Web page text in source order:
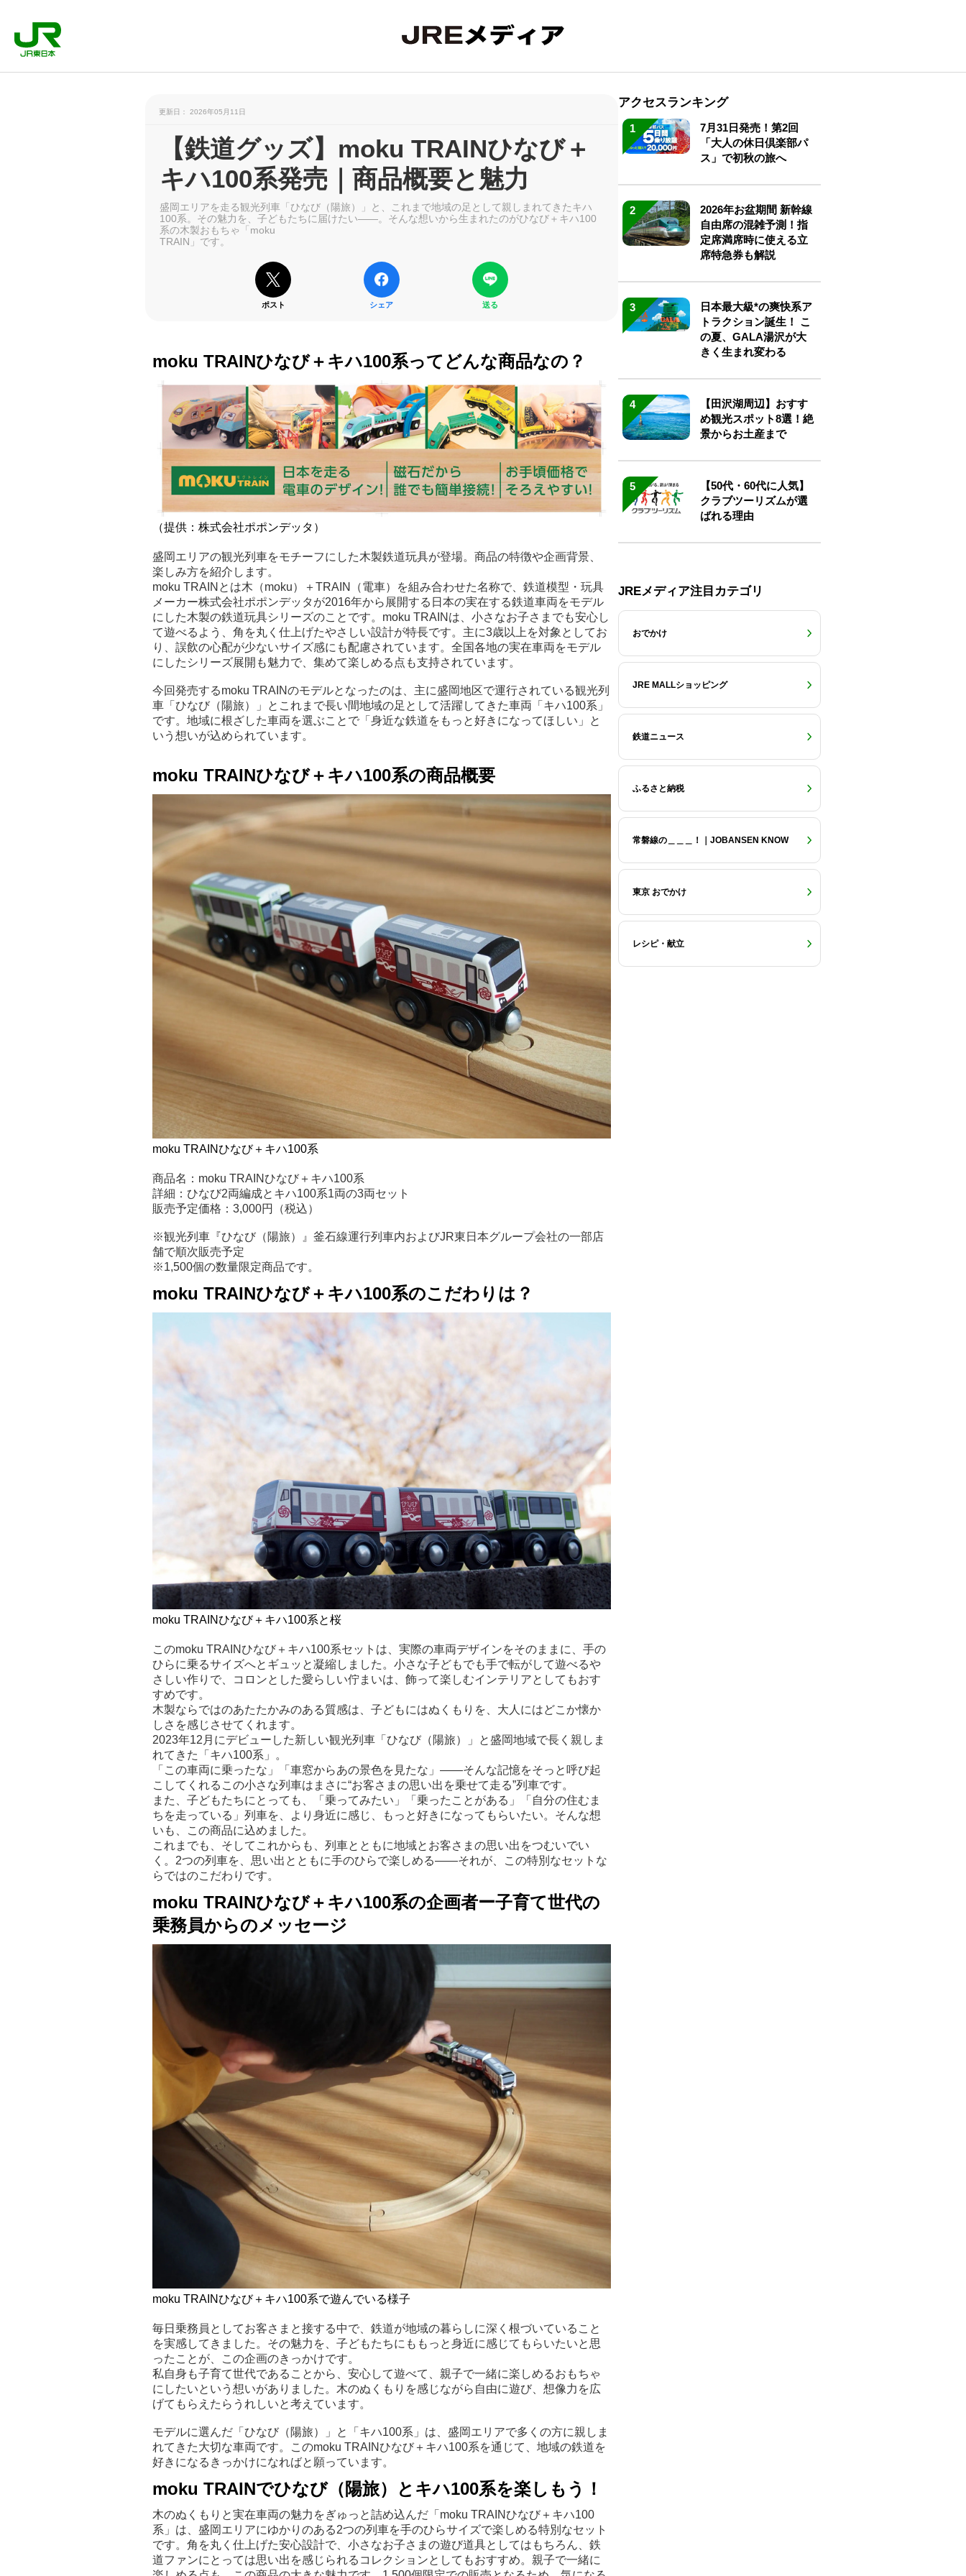
更新日： 2026年05月11日
【鉄道グッズ】moku TRAINひなび＋
キハ100系発売｜商品概要と魅力
盛岡エリアを走る観光列車「ひなび（陽旅）」と、これまで地域の足として親しまれてきたキハ
100系。その魅力を、子どもたちに届けたい――。そんな想いから生まれたのがひなび＋キハ100
系の木製おもちゃ「moku
TRAIN」です。
ポスト シェア 送る
moku TRAINひなび＋キハ100系ってどんな商品なの？
（提供：株式会社ポポンデッタ）
盛岡エリアの観光列車をモチーフにした木製鉄道玩具が登場。商品の特徴や企画背景、
楽しみ方を紹介します。
moku TRAINとは木（moku）＋TRAIN（電車）を組み合わせた名称で、鉄道模型・玩具
メーカー株式会社ポポンデッタが2016年から展開する日本の実在する鉄道車両をモデル
にした木製の鉄道玩具シリーズのことです。moku TRAINは、小さなお子さまでも安心し
て遊べるよう、角を丸く仕上げたやさしい設計が特長です。主に3歳以上を対象としてお
り、誤飲の心配が少ないサイズ感にも配慮されています。全国各地の実在車両をモデル
にしたシリーズ展開も魅力で、集めて楽しめる点も支持されています。
今回発売するmoku TRAINのモデルとなったのは、主に盛岡地区で運行されている観光列
車「ひなび（陽旅）」とこれまで長い間地域の足として活躍してきた車両「キハ100系」
です。地域に根ざした車両を選ぶことで「身近な鉄道をもっと好きになってほしい」と
いう想いが込められています。
moku TRAINひなび＋キハ100系の商品概要
moku TRAINひなび＋キハ100系
商品名：moku TRAINひなび＋キハ100系
詳細：ひなび2両編成とキハ100系1両の3両セット
販売予定価格：3,000円（税込）
※観光列車『ひなび（陽旅）』釜石線運行列車内およびJR東日本グループ会社の一部店
舗で順次販売予定
※1,500個の数量限定商品です。
moku TRAINひなび＋キハ100系のこだわりは？
moku TRAINひなび＋キハ100系と桜
このmoku TRAINひなび＋キハ100系セットは、実際の車両デザインをそのままに、手の
ひらに乗るサイズへとギュッと凝縮しました。小さな子どもでも手で転がして遊べるや
さしい作りで、コロンとした愛らしい佇まいは、飾って楽しむインテリアとしてもおす
すめです。
木製ならではのあたたかみのある質感は、子どもにはぬくもりを、大人にはどこか懐か
しさを感じさせてくれます。
2023年12月にデビューした新しい観光列車「ひなび（陽旅）」と盛岡地域で長く親しま
れてきた「キハ100系」。
「この車両に乗ったな」「車窓からあの景色を見たな」――そんな記憶をそっと呼び起
こしてくれるこの小さな列車はまさに“お客さまの思い出を乗せて走る”列車です。
また、子どもたちにとっても、「乗ってみたい」「乗ったことがある」「自分の住むま
ちを走っている」列車を、より身近に感じ、もっと好きになってもらいたい。そんな想
いも、この商品に込めました。
これまでも、そしてこれからも、列車とともに地域とお客さまの思い出をつむいでい
く。2つの列車を、思い出とともに手のひらで楽しめる――それが、この特別なセットな
らではのこだわりです。
moku TRAINひなび＋キハ100系の企画者ー子育て世代の
乗務員からのメッセージ
moku TRAINひなび＋キハ100系で遊んでいる様子
毎日乗務員としてお客さまと接する中で、鉄道が地域の暮らしに深く根づいていること
を実感してきました。その魅力を、子どもたちにももっと身近に感じてもらいたいと思
ったことが、この企画のきっかけです。
私自身も子育て世代であることから、安心して遊べて、親子で一緒に楽しめるおもちゃ
にしたいという想いがありました。木のぬくもりを感じながら自由に遊び、想像力を広
げてもらえたらうれしいと考えています。
モデルに選んだ「ひなび（陽旅）」と「キハ100系」は、盛岡エリアで多くの方に親しま
れてきた大切な車両です。このmoku TRAINひなび＋キハ100系を通じて、地域の鉄道を
好きになるきっかけになればと願っています。
moku TRAINでひなび（陽旅）とキハ100系を楽しもう！
木のぬくもりと実在車両の魅力をぎゅっと詰め込んだ「moku TRAINひなび＋キハ100
系」は、盛岡エリアにゆかりのある2つの列車を手のひらサイズで楽しめる特別なセット
です。角を丸く仕上げた安心設計で、小さなお子さまの遊び道具としてはもちろん、鉄
道ファンにとっては思い出を感じられるコレクションとしてもおすすめ。親子で一緒に
アクセスランキング
1
7月31日発売！第2回
「大人の休日倶楽部パ
ス」で初秋の旅へ
2
2026年お盆期間 新幹線
自由席の混雑予測！指
定席満席時に使える立
席特急券も解説
3
日本最大級*の爽快系ア
トラクション誕生！ こ
の夏、GALA湯沢が大
きく生まれ変わる
4
【田沢湖周辺】おすす
め観光スポット8選！絶
景からお土産まで
5
【50代・60代に人気】
クラブツーリズムが選
ばれる理由
JREメディア注目カテゴリ
おでかけ
JRE MALLショッピング
鉄道ニュース
ふるさと納税
常磐線の＿＿＿！｜JOBANSEN KNOW
東京 おでかけ
レシピ・献立